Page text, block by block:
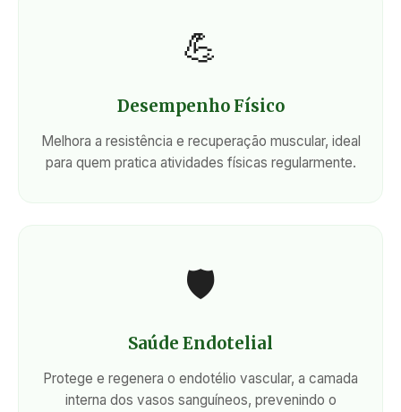
💪
Desempenho Físico
Melhora a resistência e recuperação muscular, ideal
para quem pratica atividades físicas regularmente.
🛡️
Saúde Endotelial
Protege e regenera o endotélio vascular, a camada
interna dos vasos sanguíneos, prevenindo o